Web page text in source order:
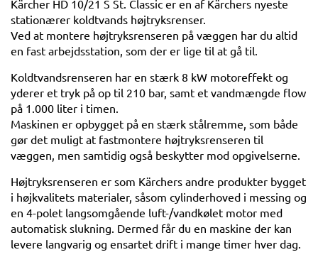
Kärcher HD 10/21 S St. Classic er en af Kärchers nyeste
stationærer koldtvands højtryksrenser.
Ved at montere højtryksrenseren på væggen har du altid
en fast arbejdsstation, som der er lige til at gå til.
Koldtvandsrenseren har en stærk 8 kW motoreffekt og
yderer et tryk på op til 210 bar, samt et vandmængde flow
på 1.000 liter i timen.
Maskinen er opbygget på en stærk stålremme, som både
gør det muligt at fastmontere højtryksrenseren til
væggen, men samtidig også beskytter mod opgivelserne.
Højtryksrenseren er som Kärchers andre produkter bygget
i højkvalitets materialer, såsom cylinderhoved i messing og
en 4-polet langsomgående luft-/vandkølet motor med
automatisk slukning. Dermed får du en maskine der kan
levere langvarig og ensartet drift i mange timer hver dag.